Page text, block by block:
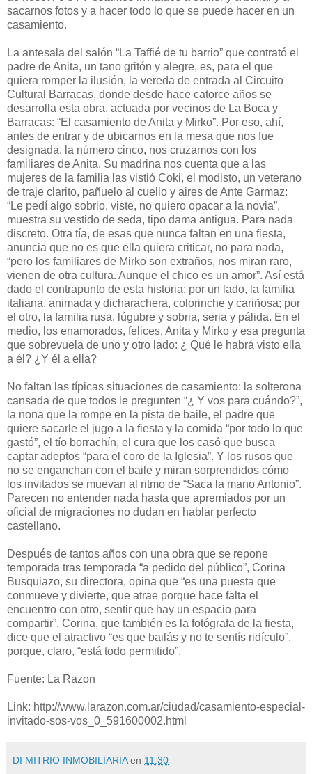
sacarnos fotos y a hacer todo lo que se puede hacer en un
casamiento.
La antesala del salón “La Taffié de tu barrio” que contrató el
padre de Anita, un tano gritón y alegre, es, para el que
quiera romper la ilusión, la vereda de entrada al Circuito
Cultural Barracas, donde desde hace catorce años se
desarrolla esta obra, actuada por vecinos de La Boca y
Barracas: “El casamiento de Anita y Mirko”. Por eso, ahí,
antes de entrar y de ubicarnos en la mesa que nos fue
designada, la número cinco, nos cruzamos con los
familiares de Anita. Su madrina nos cuenta que a las
mujeres de la familia las vistió Coki, el modisto, un veterano
de traje clarito, pañuelo al cuello y aires de Ante Garmaz:
“Le pedí algo sobrio, viste, no quiero opacar a la novia”,
muestra su vestido de seda, tipo dama antigua. Para nada
discreto. Otra tía, de esas que nunca faltan en una fiesta,
anuncia que no es que ella quiera criticar, no para nada,
“pero los familiares de Mirko son extraños, nos miran raro,
vienen de otra cultura. Aunque el chico es un amor”. Así está
dado el contrapunto de esta historia: por un lado, la familia
italiana, animada y dicharachera, colorinche y cariñosa; por
el otro, la familia rusa, lúgubre y sobria, seria y pálida. En el
medio, los enamorados, felices, Anita y Mirko y esa pregunta
que sobrevuela de uno y otro lado: ¿ Qué le habrá visto ella
a él? ¿Y él a ella?
No faltan las típicas situaciones de casamiento: la solterona
cansada de que todos le pregunten “¿ Y vos para cuándo?”,
la nona que la rompe en la pista de baile, el padre que
quiere sacarle el jugo a la fiesta y la comida “por todo lo que
gastó”, el tío borrachín, el cura que los casó que busca
captar adeptos “para el coro de la Iglesia”. Y los rusos que
no se enganchan con el baile y miran sorprendidos cómo
los invitados se muevan al ritmo de “Saca la mano Antonio”.
Parecen no entender nada hasta que apremiados por un
oficial de migraciones no dudan en hablar perfecto
castellano.
Después de tantos años con una obra que se repone
temporada tras temporada “a pedido del público”, Corina
Busquiazo, su directora, opina que “es una puesta que
conmueve y divierte, que atrae porque hace falta el
encuentro con otro, sentir que hay un espacio para
compartir”. Corina, que también es la fotógrafa de la fiesta,
dice que el atractivo “es que bailás y no te sentís ridículo”,
porque, claro, “está todo permitido”.
Fuente: La Razon
Link: http://www.larazon.com.ar/ciudad/casamiento-especial-
invitado-sos-vos_0_591600002.html
DI MITRIO INMOBILIARIA en 11:30